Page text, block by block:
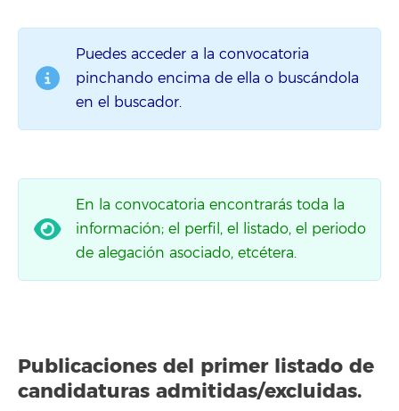
Puedes acceder a la convocatoria
pinchando encima de ella o buscándola
en el buscador.
En la convocatoria encontrarás toda la
información; el perfil, el listado, el periodo
de alegación asociado, etcétera.
Publicaciones del primer listado de
candidaturas admitidas/excluidas.